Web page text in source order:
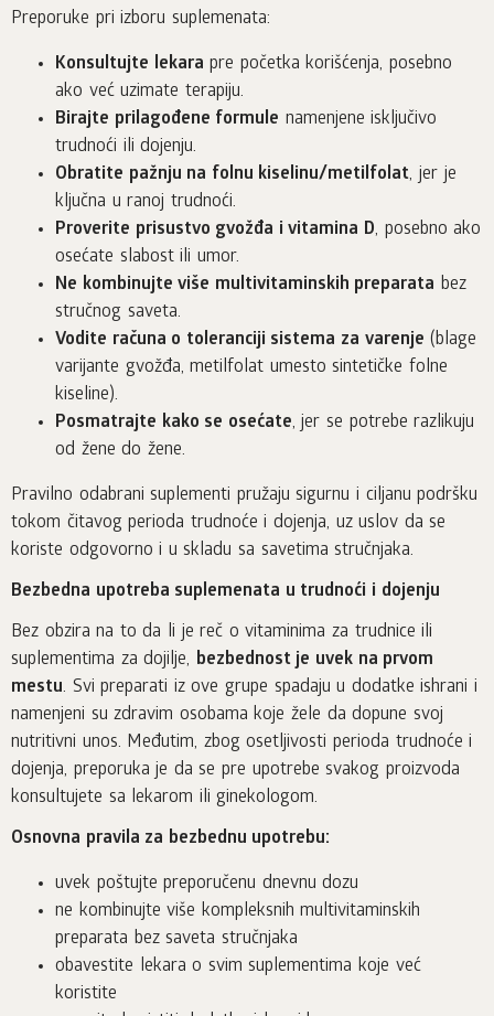
Preporuke pri izboru suplemenata:
Konsultujte lekara pre početka korišćenja, posebno
ako već uzimate terapiju.
Birajte prilagođene formule namenjene isključivo
trudnoći ili dojenju.
Obratite pažnju na folnu kiselinu/metilfolat, jer je
ključna u ranoj trudnoći.
Proverite prisustvo gvožđa i vitamina D, posebno ako
osećate slabost ili umor.
Ne kombinujte više multivitaminskih preparata bez
stručnog saveta.
Vodite računa o toleranciji sistema za varenje (blage
varijante gvožđa, metilfolat umesto sintetičke folne
kiseline).
Posmatrajte kako se osećate, jer se potrebe razlikuju
od žene do žene.
Pravilno odabrani suplementi pružaju sigurnu i ciljanu podršku
tokom čitavog perioda trudnoće i dojenja, uz uslov da se
koriste odgovorno i u skladu sa savetima stručnjaka.
Bezbedna upotreba suplemenata u trudnoći i dojenju
Bez obzira na to da li je reč o vitaminima za trudnice ili
suplementima za dojilje, bezbednost je uvek na prvom
mestu. Svi preparati iz ove grupe spadaju u dodatke ishrani i
namenjeni su zdravim osobama koje žele da dopune svoj
nutritivni unos. Međutim, zbog osetljivosti perioda trudnoće i
dojenja, preporuka je da se pre upotrebe svakog proizvoda
konsultujete sa lekarom ili ginekologom.
Osnovna pravila za bezbednu upotrebu:
uvek poštujte preporučenu dnevnu dozu
ne kombinujte više kompleksnih multivitaminskih
preparata bez saveta stručnjaka
obavestite lekara o svim suplementima koje već
koristite